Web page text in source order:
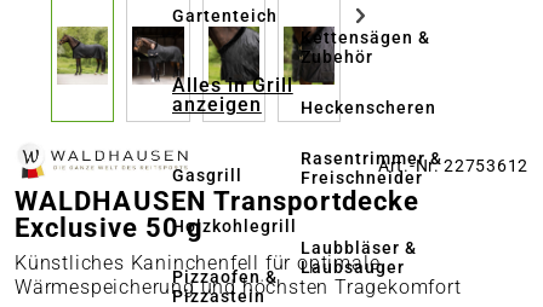
Gartenteich
Alles in Grill
anzeigen
Gasgrill
Holzkohlegrill
Pizzaofen &
Pizzastein
Kettensägen &
Zubehör
Heckenscheren
Rasentrimmer &
Freischneider
Laubbläser &
Laubsauger
Art.-Nr. 22753612
WALDHAUSEN Transportdecke
Exclusive 50 g
Künstliches Kaninchenfell für optimale
Wärmespeicherung und höchsten Tragekomfort